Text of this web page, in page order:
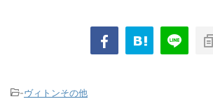
-ヴィトンその他